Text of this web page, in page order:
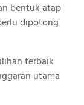
bentuk atap
dipotong
terbaik
utama